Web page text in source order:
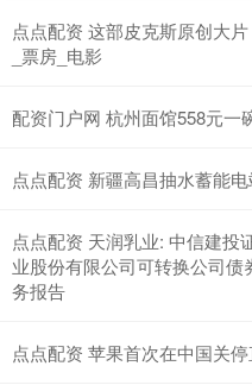
点点配资 这部皮克斯原创大
_票房_电影
配资门户网 杭州面馆558元一
点点配资 新疆高昌抽水蓄能
点点配资 天润乳业: 中信建投
业股份有限公司可转换公司
务报告
点点配资 苹果首次在中国关